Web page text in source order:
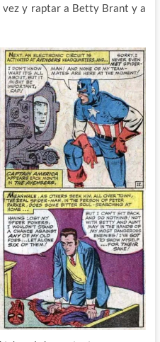
vez y raptar a Betty Brant y a